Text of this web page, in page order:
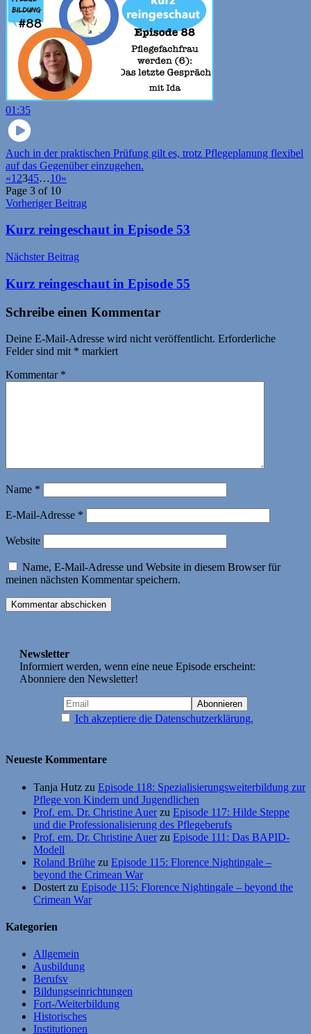
01:35
Auch in der praktischen Prüfung gilt es, trotz Pflegeplanung flexibel
auf das Gegenüber einzugehen.
«1 2345…10»
Page 3 of 10
Beitragsnavigation
Vorheriger Beitrag
Kurz reingeschaut in Episode 53
Nächster Beitrag
Kurz reingeschaut in Episode 55
Schreibe einen Kommentar
Deine E-Mail-Adresse wird nicht veröffentlicht. Erforderliche
Felder sind mit * markiert
Kommentar *
Name *
E-Mail-Adresse *
Website
Name, E-Mail-Adresse und Website in diesem Browser für
meinen nächsten Kommentar speichern.
Newsletter
Informiert werden, wenn eine neue Episode erscheint:
Abonniere den Newsletter!
Ich akzeptiere die Datenschutzerklärung.
Neueste Kommentare
Tanja Hutz zu Episode 118: Spezialisierungsweiterbildung zur
Pflege von Kindern und Jugendlichen
Prof. em. Dr. Christine Auerzu Episode 117: Hilde Steppe
und die Professionalisierung des Pflegeberufs
Prof. em. Dr. Christine Auerzu Episode 111: Das BAPID-
Modell
Roland Brühe zu Episode 115: Florence Nightingale –
beyond the Crimean War
Dostert zu Episode 115: Florence Nightingale – beyond the
Crimean War
Kategorien
Allgemein
Ausbildung
Berufsv
Bildungseinrichtungen
Fort-/Weiterbildung
Historisches
Institutionen